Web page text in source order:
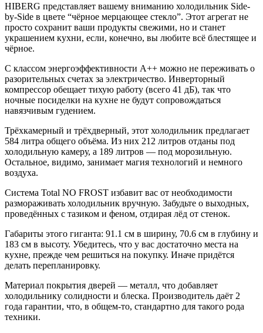
HIBERG представляет вашему вниманию холодильник Side-
by-Side в цвете “чёрное мерцающее стекло”. Этот агрегат не
просто сохранит ваши продукты свежими, но и станет
украшением кухни, если, конечно, вы любите всё блестящее и
чёрное.
С классом энергоэффективности A++ можно не переживать о
разорительных счетах за электричество. Инверторный
компрессор обещает тихую работу (всего 41 дБ), так что
ночные посиделки на кухне не будут сопровождаться
навязчивым гудением.
Трёхкамерный и трёхдверный, этот холодильник предлагает
584 литра общего объёма. Из них 212 литров отданы под
холодильную камеру, а 189 литров — под морозильную.
Остальное, видимо, занимает магия технологий и немного
воздуха.
Система Total NO FROST избавит вас от необходимости
размораживать холодильник вручную. Забудьте о выходных,
проведённых с тазиком и феном, отдирая лёд от стенок.
Габариты этого гиганта: 91.1 см в ширину, 70.6 см в глубину и
183 см в высоту. Убедитесь, что у вас достаточно места на
кухне, прежде чем решиться на покупку. Иначе придётся
делать перепланировку.
Материал покрытия дверей — металл, что добавляет
холодильнику солидности и блеска. Производитель даёт 2
года гарантии, что, в общем-то, стандартно для такого рода
техники.